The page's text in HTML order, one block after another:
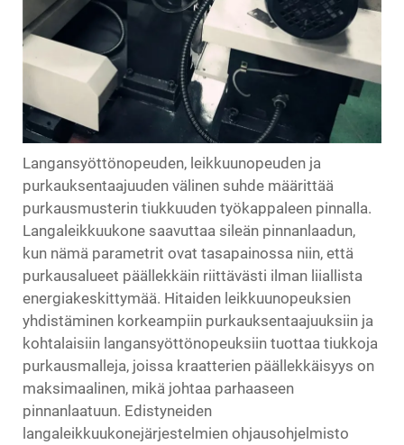
Langansyöttönopeuden, leikkuunopeuden ja
purkauksentaajuuden välinen suhde määrittää
purkausmusterin tiukkuuden työkappaleen pinnalla.
Langaleikkuukone saavuttaa sileän pinnanlaadun,
kun nämä parametrit ovat tasapainossa niin, että
purkausalueet päällekkäin riittävästi ilman liiallista
energiakeskittymää. Hitaiden leikkuunopeuksien
yhdistäminen korkeampiin purkauksentaajuuksiin ja
kohtalaisiin langansyöttönopeuksiin tuottaa tiukkoja
purkausmalleja, joissa kraatterien päällekkäisyys on
maksimaalinen, mikä johtaa parhaaseen
pinnanlaatuun. Edistyneiden
langaleikkuukonejärjestelmien ohjausohjelmisto